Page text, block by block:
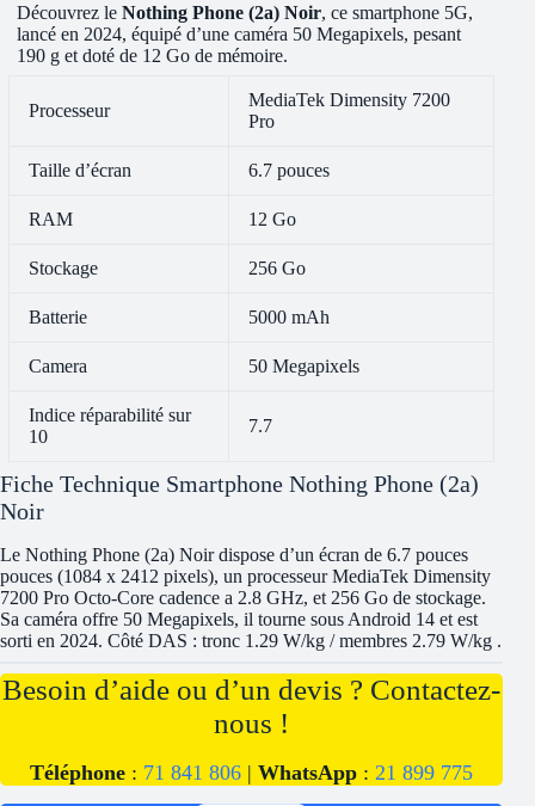
Découvrez leNothing Phone (2a) Noir, ce smartphone 5G,
lancé en 2024, équipé d’une caméra 50 Megapixels, pesant
190 g et doté de 12 Go de mémoire.
Processeur
MediaTek Dimensity 7200
Pro
Taille d’écran 6.7 pouces
RAM 12 Go
Stockage 256 Go
Batterie 5000 mAh
Camera 50 Megapixels
Indice réparabilité sur
10
7.7
Fiche Technique Smartphone Nothing Phone (2a)
Noir
Le Nothing Phone (2a) Noir dispose d’un écran de 6.7 pouces
pouces (1084 x 2412 pixels), un processeur MediaTek Dimensity
7200 Pro Octo-Core cadence a 2.8 GHz, et 256 Go de stockage.
Sa caméra offre 50 Megapixels, il tourne sous Android 14 et est
sorti en 2024. Côté DAS : tronc 1.29 W/kg / membres 2.79 W/kg .
Besoin d’aide ou d’un devis ? Contactez-
nous !
Téléphone : 71 841 806 |WhatsApp :21 899 775